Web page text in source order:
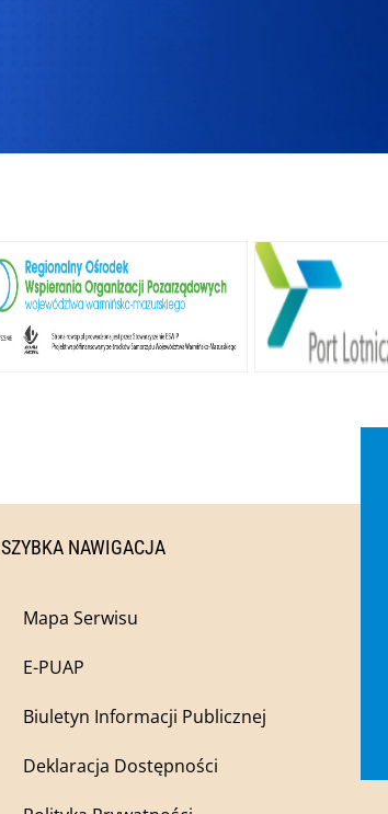
SZYBKA NAWIGACJA
Mapa Serwisu
E-PUAP
Biuletyn Informacji Publicznej
Deklaracja Dostępności